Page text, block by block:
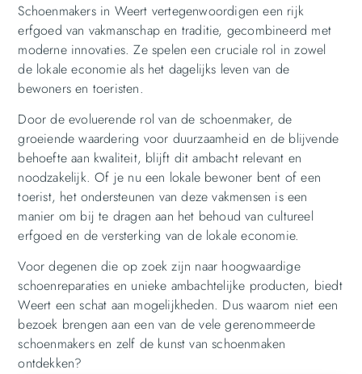
Schoenmakers in Weert vertegenwoordigen een rijk
erfgoed van vakmanschap en traditie, gecombineerd met
moderne innovaties. Ze spelen een cruciale rol in zowel
de lokale economie als het dagelijks leven van de
bewoners en toeristen.
Door de evoluerende rol van de schoenmaker, de
groeiende waardering voor duurzaamheid en de blijvende
behoefte aan kwaliteit, blijft dit ambacht relevant en
noodzakelijk. Of je nu een lokale bewoner bent of een
toerist, het ondersteunen van deze vakmensen is een
manier om bij te dragen aan het behoud van cultureel
erfgoed en de versterking van de lokale economie.
Voor degenen die op zoek zijn naar hoogwaardige
schoenreparaties en unieke ambachtelijke producten, biedt
Weert een schat aan mogelijkheden. Dus waarom niet een
bezoek brengen aan een van de vele gerenommeerde
schoenmakers en zelf de kunst van schoenmaken
ontdekken?